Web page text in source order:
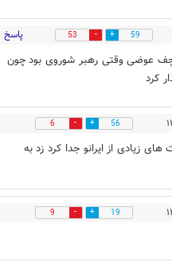
59
53 پاسخ
عوضی وقتی رهبر شوروی بود چون
کرد
56
6
زیادی از ایرانو جدا کرد زد به
19
9